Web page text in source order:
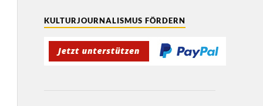
KULTURJOURNALISMUS FÖRDERN